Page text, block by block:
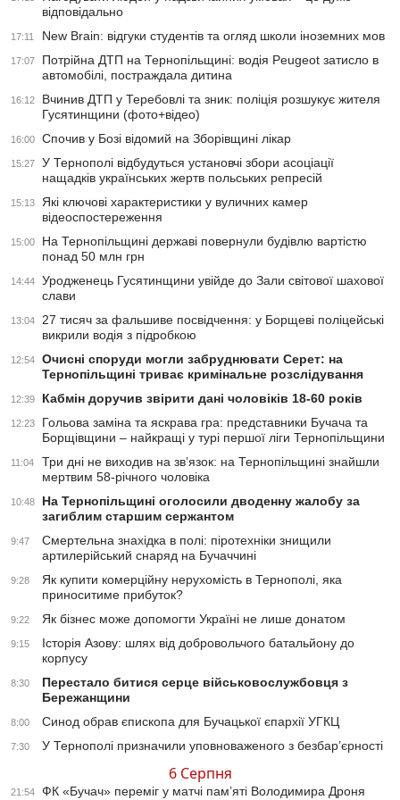
відповідально
17:11 New Brain: відгуки студентів та огляд школи іноземних мов
17:07
Потрійна ДТП на Тернопільщині: водія Peugeot затисло в
автомобілі, постраждала дитина
16:12
Вчинив ДТП у Теребовлі та зник: поліція розшукує жителя
Гусятинщини (фото+відео)
16:00 Спочив у Бозі відомий на Зборівщині лікар
15:27
У Тернополі відбудуться установчі збори асоціації
нащадків українських жертв польських репресій
15:13
Які ключові характеристики у вуличних камер
відеоспостереження
15:00
На Тернопільщині державі повернули будівлю вартістю
понад 50 млн грн
14:44
Уродженець Гусятинщини увійде до Зали світової шахової
слави
13:04
27 тисяч за фальшиве посвідчення: у Борщеві поліцейські
викрили водія з підробкою
12:54
Очисні споруди могли забруднювати Серет: на
Тернопільщині триває кримінальне розслідування
12:39 Кабмін доручив звірити дані чоловіків 18-60 років
12:23
Гольова заміна та яскрава гра: представники Бучача та
Борщівщини – найкращі у турі першої ліги Тернопільщини
11:04
Три дні не виходив на зв’язок: на Тернопільщині знайшли
мертвим 58-річного чоловіка
10:48
На Тернопільщині оголосили дводенну жалобу за
загиблим старшим сержантом
9:47
Смертельна знахідка в полі: піротехніки знищили
артилерійський снаряд на Бучаччині
9:28
Як купити комерційну нерухомість в Тернополі, яка
приноситиме прибуток?
9:22 Як бізнес може допомогти Україні не лише донатом
9:15
Історія Азову: шлях від добровольчого батальйону до
корпусу
8:30
Перестало битися серце військовослужбовця з
Бережанщини
8:00 Синод обрав єпископа для Бучацької єпархії УГКЦ
7:30 У Тернополі призначили уповноваженого з безбар’єрності
6 Серпня
21:54 ФК «Бучач» переміг у матчі пам’яті Володимира Дроня